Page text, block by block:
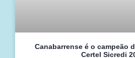
Canabarrense é o campeão
Certel Sicredi